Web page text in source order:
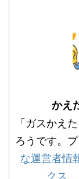
かえ
「ガスかえ
ろうです。
な運営者情
クス、